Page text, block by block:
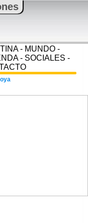
- MUNDO -
- SOCIALES -